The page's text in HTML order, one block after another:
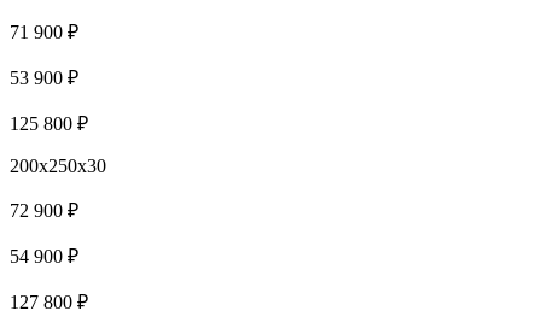
71 900 ₽
53 900 ₽
125 800 ₽
200x250x30
72 900 ₽
54 900 ₽
127 800 ₽